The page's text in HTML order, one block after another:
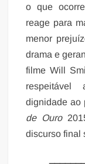
o que
reage para
menor
drama e
filme Will
dignidade ao
de Ouro
discurso final